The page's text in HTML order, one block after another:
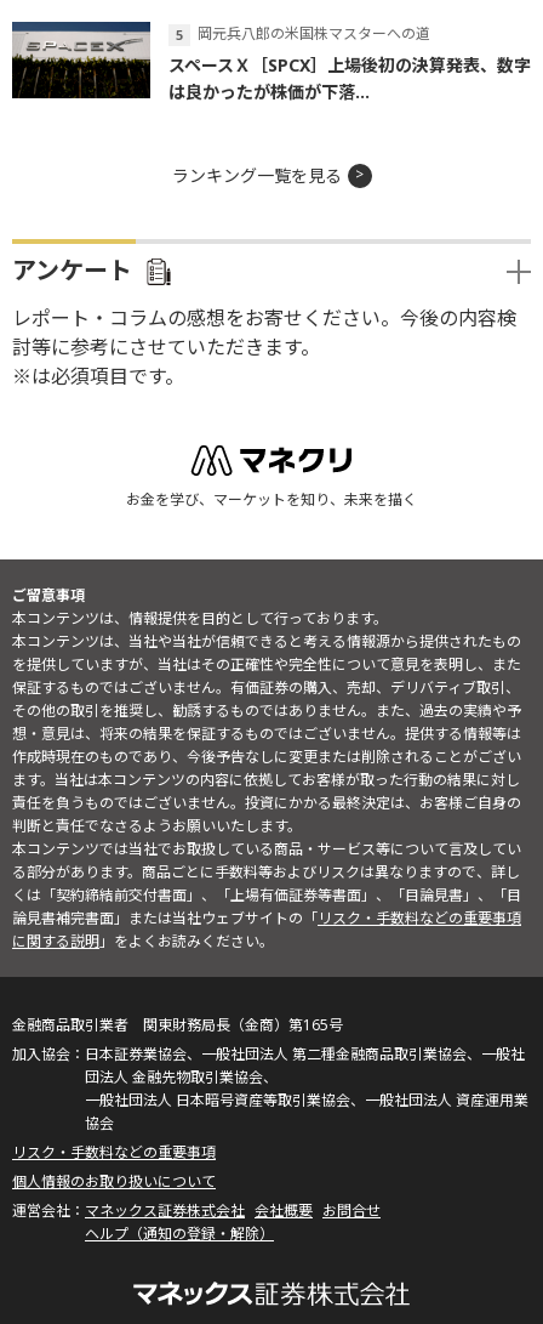
岡元兵八郎の米国株マスターへの道
スペースＸ［SPCX］上場後初の決算発表、数字
は良かったが株価が下落...
ランキング一覧を見る
アンケート
レポート・コラムの感想をお寄せください。今後の内容検
討等に参考にさせていただきます。
※は必須項目です。
お金を学び、マーケットを知り、未来を描く
ご留意事項
本コンテンツは、情報提供を目的として行っております。
本コンテンツは、当社や当社が信頼できると考える情報源から提供されたもの
を提供していますが、当社はその正確性や完全性について意見を表明し、また
保証するものではございません。有価証券の購入、売却、デリバティブ取引、
その他の取引を推奨し、勧誘するものではありません。また、過去の実績や予
想・意見は、将来の結果を保証するものではございません。提供する情報等は
作成時現在のものであり、今後予告なしに変更または削除されることがござい
ます。当社は本コンテンツの内容に依拠してお客様が取った行動の結果に対し
責任を負うものではございません。投資にかかる最終決定は、お客様ご自身の
判断と責任でなさるようお願いいたします。
本コンテンツでは当社でお取扱している商品・サービス等について言及してい
る部分があります。商品ごとに手数料等およびリスクは異なりますので、詳し
くは「契約締結前交付書面」、「上場有価証券等書面」、「目論見書」、「目
論見書補完書面」または当社ウェブサイトの「リスク・手数料などの重要事項
に関する説明」をよくお読みください。
金融商品取引業者 関東財務局長（金商）第165号
日本証券業協会、一般社団法人 第二種金融商品取引業協会、一般社
団法人 金融先物取引業協会、
一般社団法人 日本暗号資産等取引業協会、一般社団法人 資産運用業
協会
リスク・手数料などの重要事項
個人情報のお取り扱いについて
マネックス証券株式会社 会社概要 お問合せ
ヘルプ（通知の登録・解除）